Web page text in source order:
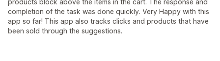
products block above the items in the cart. The response and
completion of the task was done quickly. Very Happy with this
app so far! This app also tracks clicks and products that have
been sold through the suggestions.